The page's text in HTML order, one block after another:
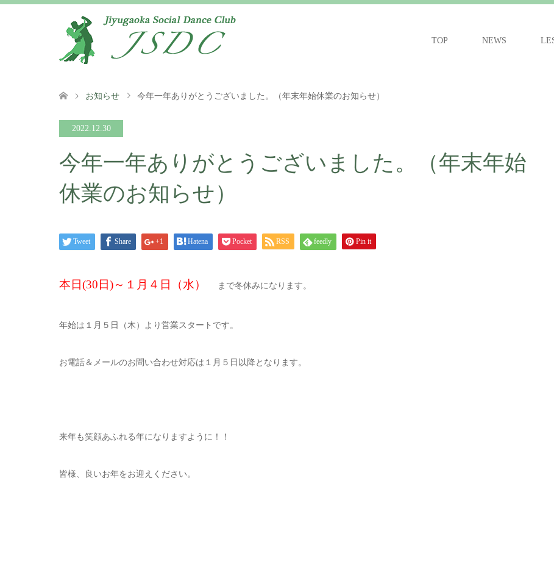
TOP NEWS
お知らせ 今年一年ありがとうございました。（年末年始休業のお知らせ）
2022.12.30
今年一年ありがとうございました。（年末年始
休業のお知らせ）
Tweet Share +1 Hatena Pocket RSS feedly Pin it
本日(30日)～１月４日（水） まで冬休みになります。
年始は１月５日（木）より営業スタートです。
お電話＆メールのお問い合わせ対応は１月５日以降となります。
来年も笑顔あふれる年になりますように！！
皆様、良いお年をお迎えください。